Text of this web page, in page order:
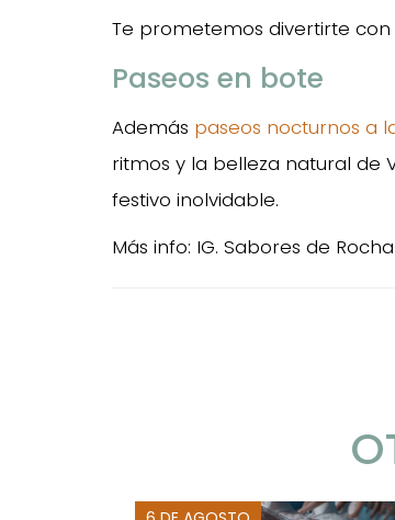
Te prometemos divertirte con
Paseos en bote
Además paseos nocturnos a
ritmos y la belleza natural de
festivo inolvidable.
Más info: IG. Sabores de